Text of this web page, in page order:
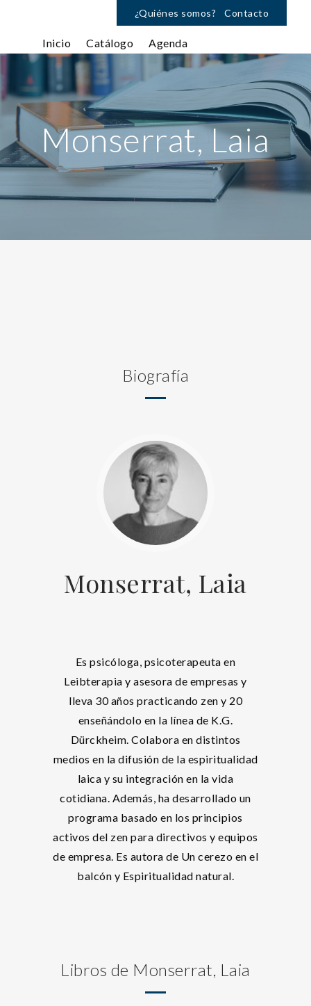
¿Quiénes somos? Contacto
Inicio Catálogo Agenda
Monserrat, Laia
Biografía
Monserrat, Laia
Es psicóloga, psicoterapeuta en
Leibterapia y asesora de empresas y
lleva 30 años practicando zen y 20
enseñándolo en la línea de K.G.
Dürckheim. Colabora en distintos
medios en la difusión de la espiritualidad
laica y su integración en la vida
cotidiana. Además, ha desarrollado un
programa basado en los principios
activos del zen para directivos y equipos
de empresa. Es autora de Un cerezo en el
balcón y Espiritualidad natural.
Libros de Monserrat, Laia